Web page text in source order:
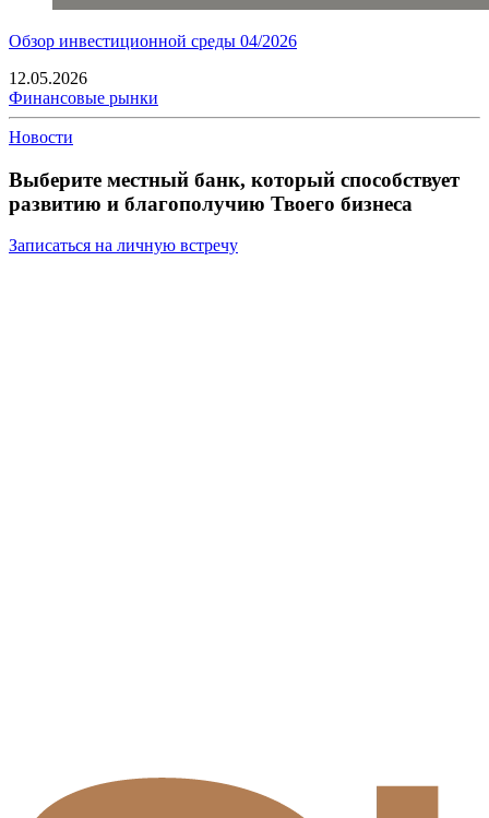
Обзор инвестиционной среды 04/2026
12.05.2026
Финансовые рынки
Новости
Выберите местный банк, который способствует
развитию и благополучию Твоего бизнеса
Записаться на личную встречу